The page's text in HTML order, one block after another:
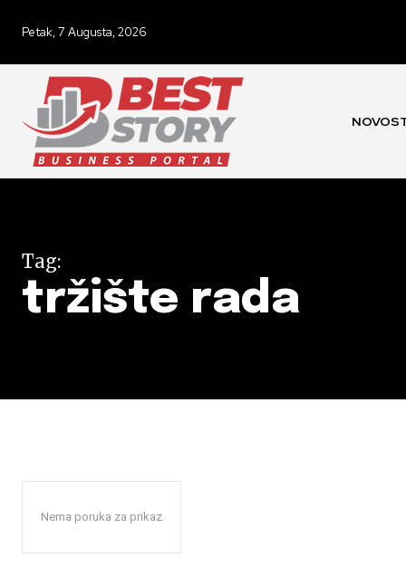
Petak, 7 Augusta, 2026
Tag:
tržište rada
Nema poruka za prikaz